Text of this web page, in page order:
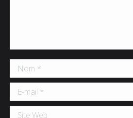
Nom *
E-mail *
Site Web